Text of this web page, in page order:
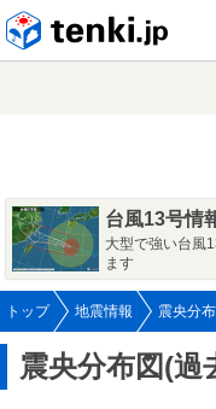
台風13号情
大型で強い台風
ます
トップ 地震情報 震央分
震央分布図(過